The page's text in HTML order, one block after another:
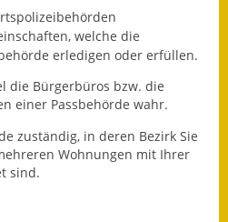
Stellenausschreibungen
Zahlen und Fakten
Rathaus
Bauhof Notzingen
Behördenadressen
welche die
erledigen oder erfüllen.
die Bürgerbüros bzw. die
einer Passbehörde wahr.
zuständig, in deren Bezirk Sie
Wohnungen mit Ihrer
sind.